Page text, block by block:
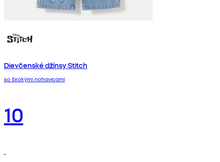
Dievčenské džínsy Stitch
so širokými nohavicami
10